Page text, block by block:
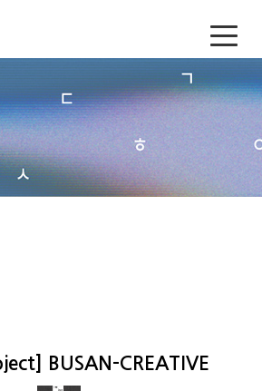
BUSAN-CREATIVE